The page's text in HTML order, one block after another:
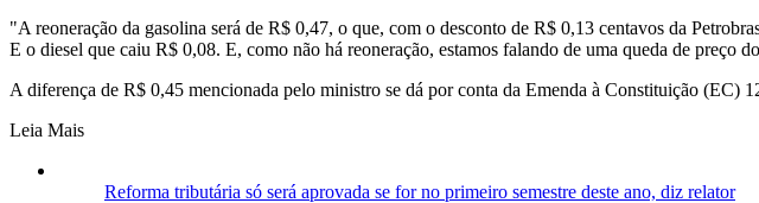
"A reoneração da gasolina será de R$ 0,47, o que, com o desconto de R$ 0,13 centavos da
E o diesel que caiu R$ 0,08. E, como não há reoneração, estamos falando de uma queda de preço
A diferença de R$ 0,45 mencionada pelo ministro se dá por conta da Emenda à Constituição (EC)
Leia Mais
Reforma tributária só será aprovada se for no primeiro semestre deste ano, diz relator